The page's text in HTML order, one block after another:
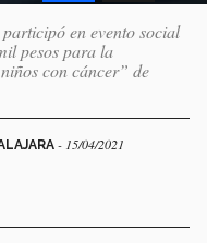
en evento social
pesos para la
con cáncer” de
- 15/04/2021